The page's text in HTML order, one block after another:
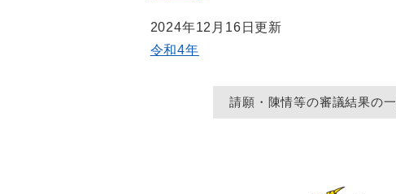
2024年12月16日更新
令和4年
請願・陳情等の審議結果の